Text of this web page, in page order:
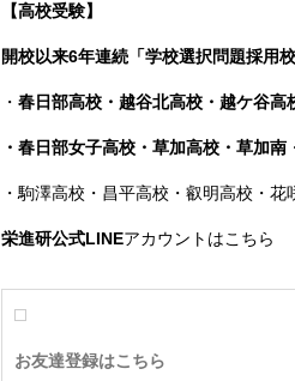
【高校受験】
開校以来6年連続「学校選択問題採用
・ 春日部高校・越谷北高校・越ケ谷
・春日部女子高校・草加高校 ・草加南
・駒澤高校・昌平高校・叡明高校・
栄進研公式LINEアカウントはこちら
お友達登録はこちら